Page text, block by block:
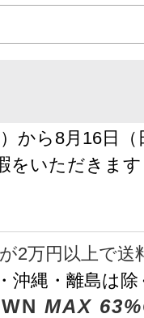
から8月16日
をいただきます
2万円以上で送
沖縄・離島は
MAX